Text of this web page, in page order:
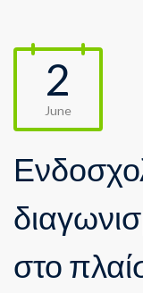
2
June
στο